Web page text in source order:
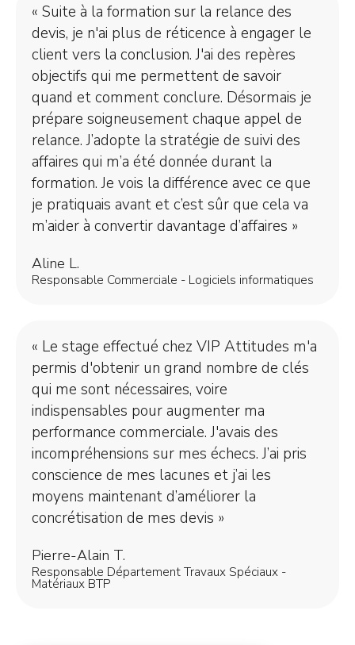
« Suite à la formation sur la relance des
devis, je n'ai plus de réticence à engager le
client vers la conclusion. J'ai des repères
objectifs qui me permettent de savoir
quand et comment conclure. Désormais je
prépare soigneusement chaque appel de
relance. J’adopte la stratégie de suivi des
affaires qui m’a été donnée durant la
formation. Je vois la différence avec ce que
je pratiquais avant et c’est sûr que cela va
m’aider à convertir davantage d’affaires »
Aline L.
Responsable Commerciale - Logiciels informatiques
« Le stage effectué chez VIP Attitudes m'a
permis d'obtenir un grand nombre de clés
qui me sont nécessaires, voire
indispensables pour augmenter ma
performance commerciale. J'avais des
incompréhensions sur mes échecs. J’ai pris
conscience de mes lacunes et j’ai les
moyens maintenant d’améliorer la
concrétisation de mes devis »
Pierre-Alain T.
Responsable Département Travaux Spéciaux -
Matériaux BTP